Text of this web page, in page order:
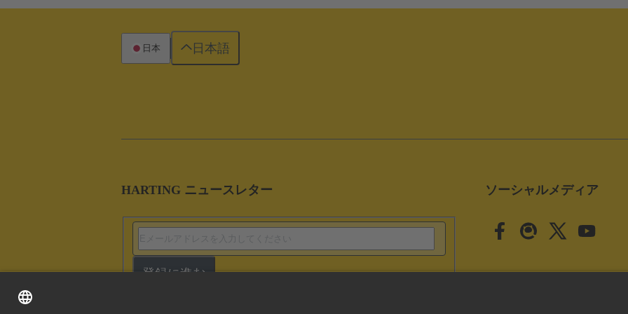
HARTING ニュースレター
登録に進む
ソーシャルメディア
日本 日本語